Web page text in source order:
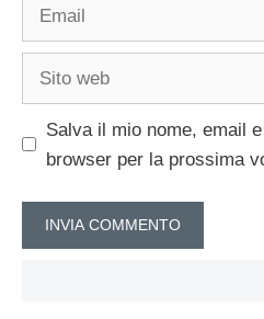
Salva il mio nome, email
browser per la prossima